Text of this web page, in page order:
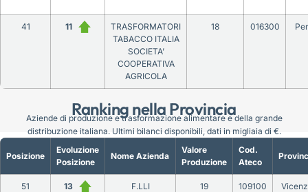
Ranking nella Provincia
41 11
TRASFORMATORI
TABACCO ITALIA
SOCIETA’
COOPERATIVA
AGRICOLA
18 016300
Posizione
Evoluzione
Posizione
Nome Azienda
Valore
Produzione
Cod.
Ateco
51 13
F.LLI
19 109100
Aziende di produzione e trasformazione alimentare e della grande
distribuzione italiana. Ultimi bilanci disponibili, dati in migliaia di €.